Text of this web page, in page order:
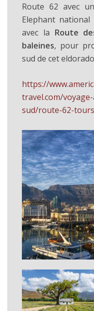
Route 62 avec un
Elephant national
avec la Route
baleines, pour
sud de cet
https://
travel.com/
sud/route-62-